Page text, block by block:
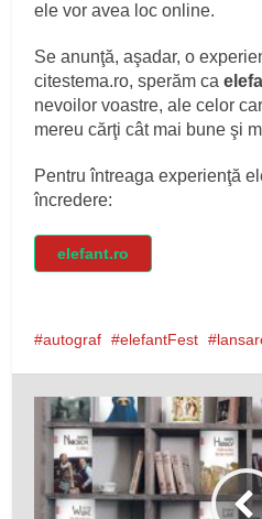
ele vor avea loc online.
Se anunţă, aşadar, o
citestema.ro, sperăm ca
nevoilor voastre, ale celor
mereu cărţi cât mai bune şi
Pentru întreaga experienţă
încredere:
elefant.ro
autograf elefantFest